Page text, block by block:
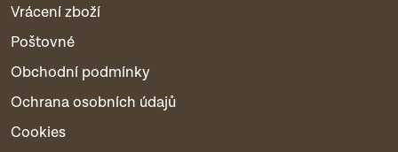
Vrácení zboží
Poštovné
Obchodní podmínky
Ochrana osobních údajů
Cookies